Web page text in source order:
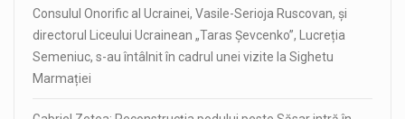
Consulul Onorific al Ucrainei, Vasile-Serioja Ruscovan, și
directorul Liceului Ucrainean „Taras Șevcenko”, Lucreția
Semeniuc, s-au întâlnit în cadrul unei vizite la Sighetu
Marmației